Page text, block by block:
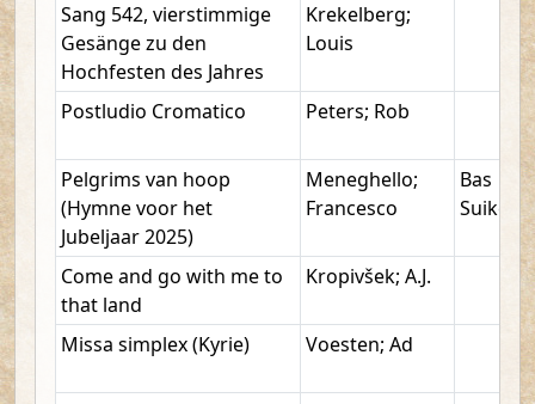
Sang 542, vierstimmige
Gesänge zu den
Hochfesten des Jahres
Krekelberg;
Louis
Postludio Cromatico Peters; Rob
Pelgrims van hoop
(Hymne voor het
Jubeljaar 2025)
Meneghello;
Francesco
Bas
Come and go with me to
that land
Kropivšek; A.J.
Missa simplex (Kyrie) Voesten; Ad